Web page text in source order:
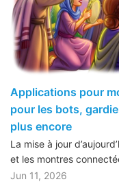
Applications pour
pour les bots,
plus encore
La mise à jour
et les montres
Jun 11, 2026